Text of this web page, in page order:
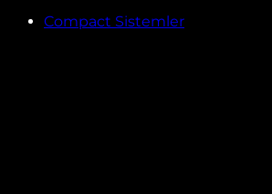
Compact Sistemler